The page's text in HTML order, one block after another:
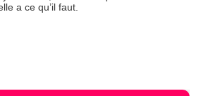
a ce qu’il faut.